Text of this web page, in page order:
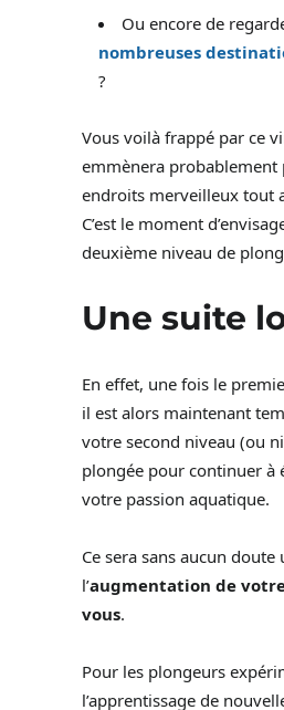
Ou encore de
nombreuses
?
Vous voilà frappé par ce
emmènera probablement
endroits merveilleux tout
C’est le moment
deuxième niveau de
Une suite
En effet, une fois le
il est alors maintenant
votre second niveau (ou
plongée pour continuer à
votre passion aquatique.
Ce sera sans aucun doute
l’augmentation de
vous.
Pour les plongeurs
l’apprentissage de